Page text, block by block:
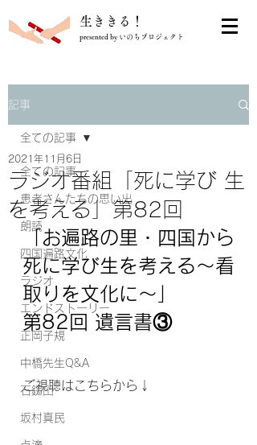
​生ききる！
presented by いのちプロジェクト
記事
全ての記事
患者さんたちの思い出
朗読
四国遍路文化
ラジオ
エンドストーリー
正岡子規
中橋先生Q&A
石鎚山
坂村真民
全ての記事
ラジオ番組「死に学び 生
を考える」第82回
2021年11月6日
「お遍路の里・四国から
死に学び生を考える～看
取りを文化に～
第82回 遺言書③
ご視聴はこちらから↓